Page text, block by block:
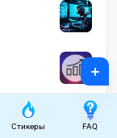
Стикеры FAQ
+